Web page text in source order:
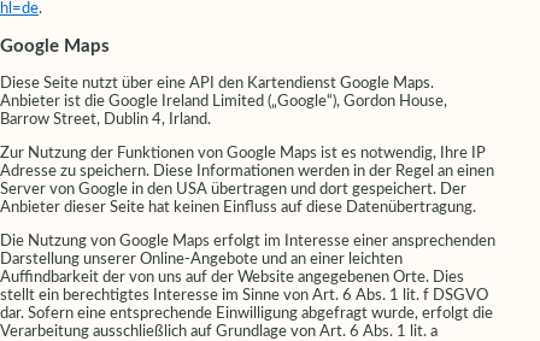
hl=de.
Google Maps
Diese Seite nutzt über eine API den Kartendienst Google Maps.
Anbieter ist die Google Ireland Limited („Google“), Gordon House,
Barrow Street, Dublin 4, Irland.
Zur Nutzung der Funktionen von Google Maps ist es notwendig, Ihre IP
Adresse zu speichern. Diese Informationen werden in der Regel an einen
Server von Google in den USA übertragen und dort gespeichert. Der
Anbieter dieser Seite hat keinen Einfluss auf diese Datenübertragung.
Die Nutzung von Google Maps erfolgt im Interesse einer ansprechenden
Darstellung unserer Online-Angebote und an einer leichten
Auffindbarkeit der von uns auf der Website angegebenen Orte. Dies
stellt ein berechtigtes Interesse im Sinne von Art. 6 Abs. 1 lit. f DSGVO
dar. Sofern eine entsprechende Einwilligung abgefragt wurde, erfolgt die
Verarbeitung ausschließlich auf Grundlage von Art. 6 Abs. 1 lit. a